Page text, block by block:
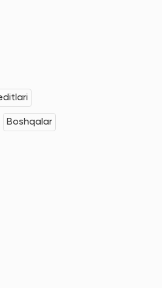
Boshqalar